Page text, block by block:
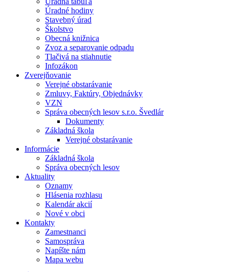
Úradné hodiny
Stavebný úrad
Školstvo
Obecná knižnica
Zvoz a separovanie odpadu
Tlačivá na stiahnutie
Infozákon
Zverejňovanie
Verejné obstarávanie
Zmluvy, Faktúry, Objednávky
VZN
Správa obecných lesov s.r.o. Švedlár
Dokumenty
Základná škola
Verejné obstarávanie
Informácie
Základná škola
Správa obecných lesov
Aktuality
Oznamy
Hlásenia rozhlasu
Kalendár akcií
Nové v obci
Kontakty
Zamestnanci
Samospráva
Napíšte nám
Mapa webu